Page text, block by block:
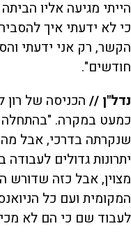
הייתי מגיעה אליו
כי לא ידעתי איך
הקשר, רק אני ידעתי
חודשים".
נדל"ן // הכניסה של רון
כמעט במקרה. "בהתחלה
שנקרתה בדרכי, אבל
יתרונות גדולים לעבודה
מצוין, אבל כזה שדורש
המקומית ועם כל
לעבוד שם כי הם לא